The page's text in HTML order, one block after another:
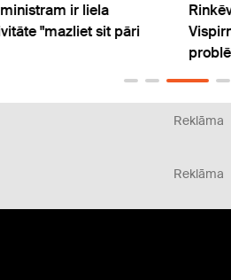
Rinkēvičs par Dombravas
Vispirms tiksim galā paši ar
Reklāma
Reklāma